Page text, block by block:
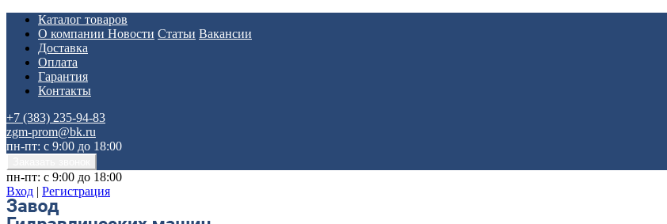
Каталог товаров
О компании Новости Статьи Вакансии
Доставка
Оплата
Гарантия
Контакты
+7 (383) 235-94-83
zgm-prom@bk.ru
пн-пт: с 9:00 до 18:00
пн-пт: с 9:00 до 18:00
Вход | Регистрация